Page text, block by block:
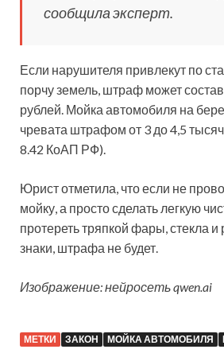
сообщила эксперт.
Если нарушителя привлекут по
порчу земель, штраф может
рублей. Мойка автомобиля на
чревата штрафом от 3 до 4,5
8.42 КоАП РФ).
Юрист отметила, что если не
мойку, а просто сделать легкую
протереть тряпкой фары, стекла
знаки, штрафа не будет.
Изображение: нейросеть qwen.ai
МЕТКИ ЗАКОН МОЙКА АВТОМОБИЛЯ